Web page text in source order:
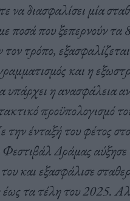
να διασφαλίσει μία
ποσά που ξεπερνούν
τρόπο,
και η
υπάρχει η ανασφάλεια
προϋπολογισμό
ένταξή του φέτος
Δράμας αύξησε
και εξασφάλισε
έως τα τέλη του 2025.